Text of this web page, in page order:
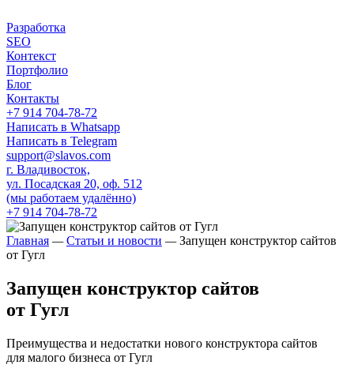
Разработка
SEO
Контекст
Портфолио
Блог
Контакты
+7 914 704-78-72
Написать в Whatsapp
Написать в Telegram
support@slavos.com
г. Владивосток,
ул. Посадская 20, оф. 512
(мы работаем удалённо)
+7 914 704-78-72
Главная — Статьи и новости — Запущен конструктор сайтов
от Гугл
Запущен конструктор сайтов
от Гугл
Преимущества и недостатки нового конструктора сайтов
для малого бизнеса от Гугл